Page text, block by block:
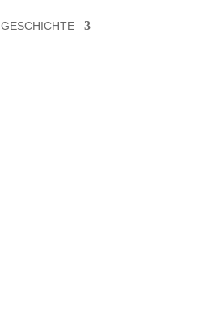
GESCHICHTE